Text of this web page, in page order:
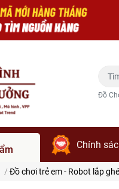
Đồ
Chính
/ Đồ chơi trẻ em - Robot lắp